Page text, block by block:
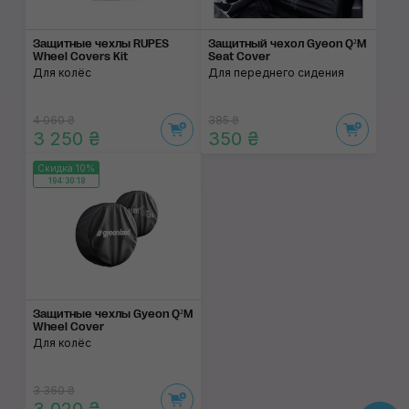
Защитные чехлы RUPES
Wheel Covers Kit
Для колёс
4 060 ₴
3 250 ₴
Защитный чехол Gyeon Q²M
Seat Cover
Для переднего сидения
385 ₴
350 ₴
Скидка 10%
194:30:18
Защитные чехлы Gyeon Q²M
Wheel Сover
Для колёс
3 360 ₴